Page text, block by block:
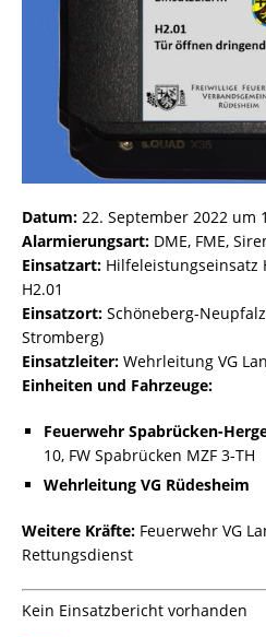
Datum: 22. September 2022 um
Alarmierungsart: DME, FME,
Einsatzart: Hilfeleistungseinsatz
H2.01
Einsatzort: Schöneberg-
Stromberg)
Einsatzleiter: Wehrleitung VG
Einheiten und Fahrzeuge:
Feuerwehr Spabrücken-
10, FW Spabrücken MZF 3-TH
Wehrleitung VG Rüdesheim
Weitere Kräfte: Feuerwehr VG
Rettungsdienst
Kein Einsatzbericht vorhanden